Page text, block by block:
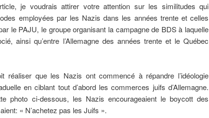
je voudrais attirer votre attention sur les similitudes qui
employées par les Nazis dans les années trente et celles
le PAJU, le groupe organisant la campagne de BDS à laquelle
ainsi qu’entre l’Allemagne des années trente et le Québec
réaliser que les Nazis ont commencé à répandre l’idéologie
en ciblant tout d’abord les commerces juifs d’Allemagne.
photo ci-dessous, les Nazis encourageaient le boycott des
« N’achetez pas les Juifs ».